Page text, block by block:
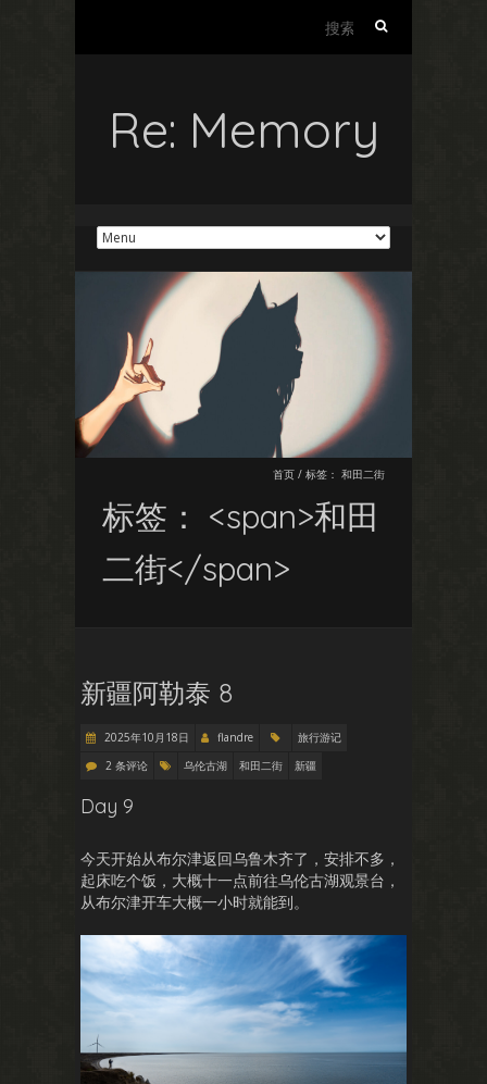
Re: Memory
首页 / 标签： 和田二街
标签： <span>和田
二街</span>
新疆阿勒泰 8
2025年10月18日 flandre
旅行游记
2 条评论
乌伦古湖 和田二街 新疆
Day 9
今天开始从布尔津返回乌鲁木齐了，安排不多，
起床吃个饭，大概十一点前往乌伦古湖观景台，
从布尔津开车大概一小时就能到。